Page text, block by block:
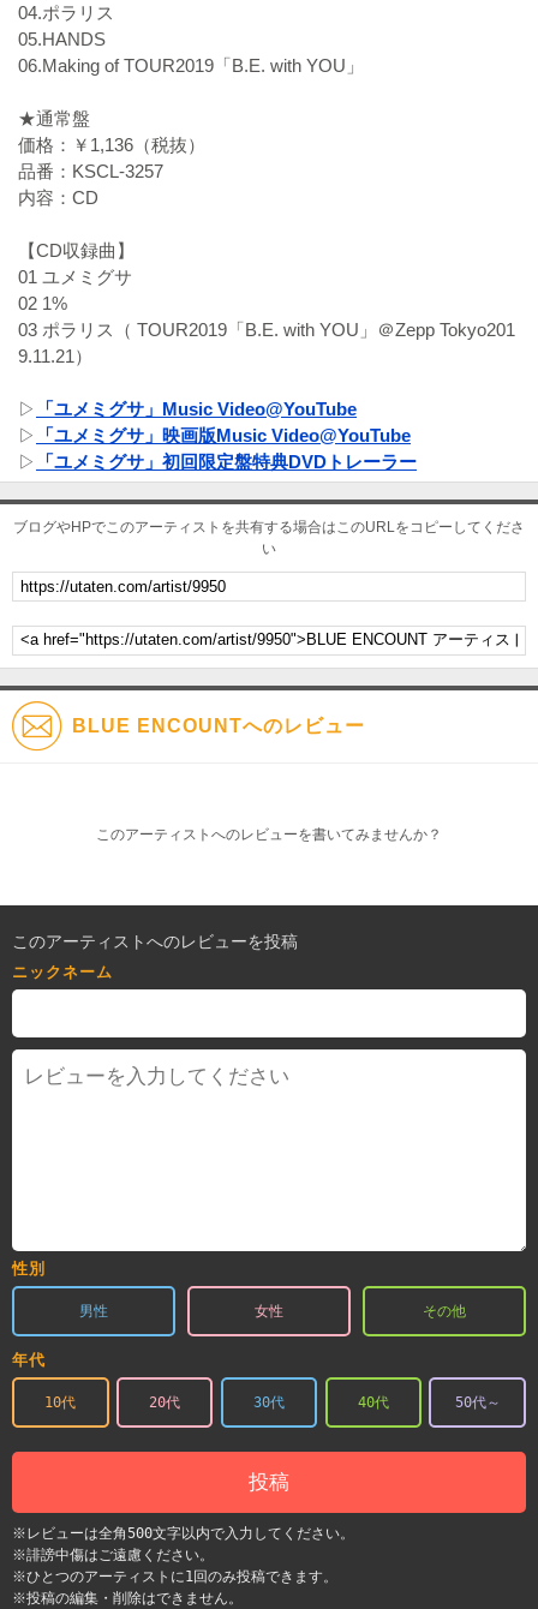
04.ポラリス
05.HANDS
06.Making of TOUR2019「B.E. with YOU」
★通常盤
価格：￥1,136（税抜）
品番：KSCL-3257
内容：CD
【CD収録曲】
01 ユメミグサ
02 1%
03 ポラリス（ TOUR2019「B.E. with YOU」＠Zepp Tokyo201
9.11.21）
▷
「ユメミグサ」Music Video@YouTube
▷
「ユメミグサ」映画版Music Video@YouTube
▷
「ユメミグサ」初回限定盤特典DVDトレーラー
ブログやHPでこのアーティストを共有する場合はこのURLをコピーしてくださ
い
BLUE ENCOUNTへのレビュー
このアーティストへのレビューを書いてみませんか？
このアーティストへのレビューを投稿
ニックネーム
性別
男性 女性 その他
年代
10代 20代 30代 40代 50代～
投稿
※レビューは全角500文字以内で入力してください。
※誹謗中傷はご遠慮ください。
※ひとつのアーティストに1回のみ投稿できます。
※投稿の編集・削除はできません。